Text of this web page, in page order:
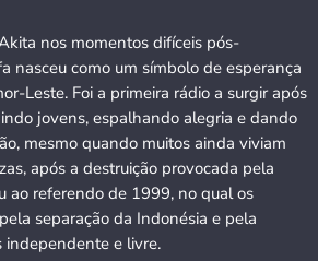
nos momentos difíceis pós-
nasceu como um símbolo de esperança
Leste. Foi a primeira rádio a surgir após
jovens, espalhando alegria e dando
mesmo quando muitos ainda viviam
após a destruição provocada pela
ao referendo de 1999, no qual os
separação da Indonésia e pela
independente e livre.